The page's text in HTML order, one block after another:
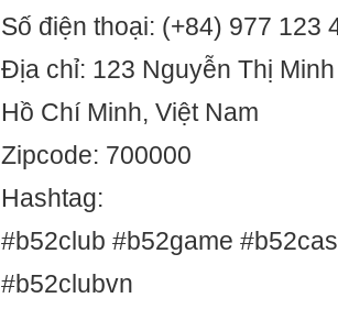
Số điện thoại: (+84) 977 123
Địa chỉ: 123 Nguyễn Thị
Hồ Chí Minh, Việt Nam
Zipcode: 700000
Hashtag:
#b52club #b52game
#b52clubvn